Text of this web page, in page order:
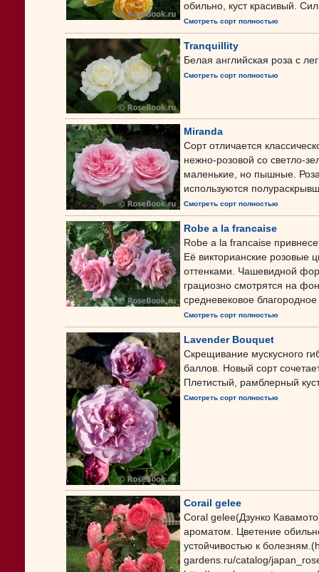
обильно, куст красивый.
Смотреть сорт полностью
Tranquillity
Белая английская роза с
Смотреть сорт полностью
Miranda
Сорт отличается
нежно-розовой со светло-
маленькие, но пышные.
используются
Смотреть сорт полностью
Robe a la francaise
Robe a la francaise
Её викторианские
оттенками. Чашевидной
грациозно смотрятся на
средневековое
Смотреть сорт полностью
Lavender Bouquet
Скрещивание мускусного
баллов. Новый сорт
Плетистый, рамблерный
Смотреть сорт полностью
Corail gelee
Сoral gelee(Дзунко
ароматом. Цветение
устойчивостью к
gardens.ru/catalog/